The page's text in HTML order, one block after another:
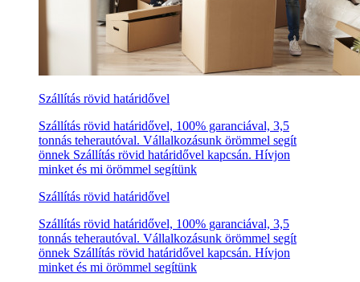
Szállítás rövid határidővel
Szállítás rövid határidővel, 100% garanciával, 3,5
tonnás teherautóval. Vállalkozásunk örömmel segít
önnek Szállítás rövid határidővel kapcsán. Hívjon
minket és mi örömmel segítünk
Szállítás rövid határidővel
Szállítás rövid határidővel, 100% garanciával, 3,5
tonnás teherautóval. Vállalkozásunk örömmel segít
önnek Szállítás rövid határidővel kapcsán. Hívjon
minket és mi örömmel segítünk